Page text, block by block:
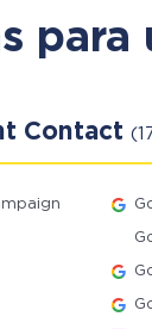
para
Contact